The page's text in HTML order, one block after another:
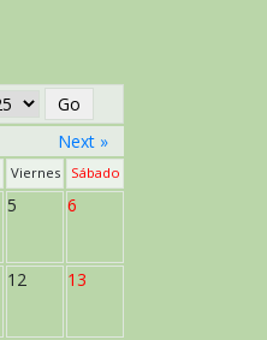
Next »
Viernes Sábado
5 6
12 13